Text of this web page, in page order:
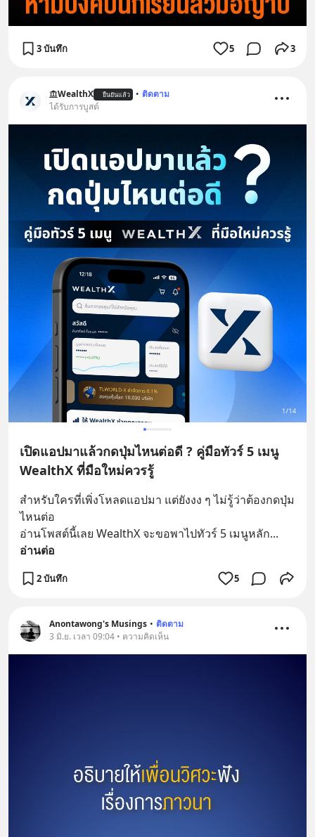
3 บันทึก 5 3
WealthX ยืนยันแล้ว • ติดตาม
ได้รับการบูสต์
เปิดแอปมาแล้วกดปุ่มไหนต่อดี ? คู่มือทัวร์ 5 เมนู
WealthX ที่มือใหม่ควรรู้
สำหรับใครที่เพิ่งโหลดแอปมา แต่ยังงง ๆ ไม่รู้ว่าต้องกดปุ่ม
ไหนต่อ
อ่านโพสต์นี้เลย WealthX จะขอพาไปทัวร์ 5 เมนูหลัก
อ่านต่อ
2 บันทึก 5
Anontawong's Musings • ติดตาม
3 มิ.ย. เวลา 09:04 • ความคิดเห็น